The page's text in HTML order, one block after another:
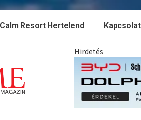
Calm Resort Hertelend Kapcsolat
Hirdetés